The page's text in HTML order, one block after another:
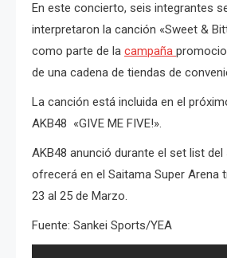
En este concierto, seis integrantes
interpretaron la canción «Sweet &
como parte de la campaña
de una cadena de tiendas de
La canción está incluida en el
AKB48 «GIVE ME FIVE!».
AKB48 anunció durante el set list del
ofrecerá en el Saitama Super Arena
23 al 25 de Marzo.
Fuente: Sankei Sports/YEA